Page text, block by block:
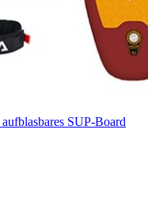
SUP-Board